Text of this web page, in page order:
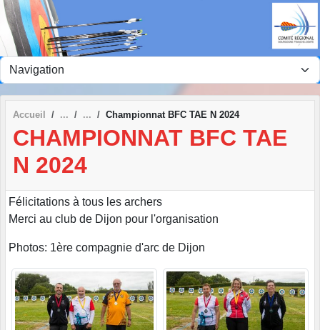
Accueil Championnat BFC TAE N 2024
CHAMPIONNAT BFC TAE
N 2024
Félicitations à tous les archers
Merci au club de Dijon pour l'organisation
Photos: 1ère compagnie d'arc de Dijon
Panneau de gestion des cookies